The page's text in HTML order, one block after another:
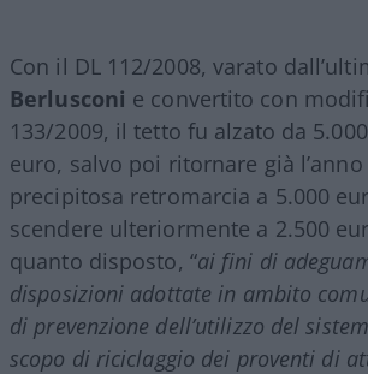
Con il DL 112/2008, varato
Berlusconi e convertito con
133/2009, il tetto fu alzato da
euro, salvo poi ritornare già
precipitosa retromarcia a 5.000
scendere ulteriormente a 2.500
quanto disposto, “ai fini di
disposizioni adottate in ambito
di prevenzione dell’utilizzo del
scopo di riciclaggio dei proventi di